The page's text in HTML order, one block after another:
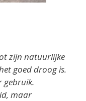
zijn natuurlijke
goed droog is.
gebruik.
maar